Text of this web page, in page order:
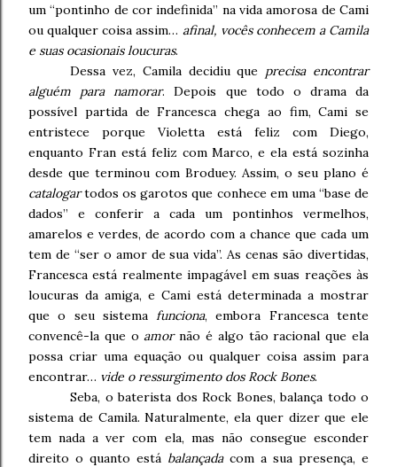
um “pontinho de cor indefinida” na vida amorosa de Cami
ou qualquer coisa assim… afinal, vocês conhecem a Camila
e suas ocasionais loucuras.
Dessa vez, Camila decidiu que precisa encontrar
alguém para namorar. Depois que todo o drama da
possível partida de Francesca chega ao fim, Cami se
entristece porque Violetta está feliz com Diego,
enquanto Fran está feliz com Marco, e ela está sozinha
desde que terminou com Broduey. Assim, o seu plano é
catalogartodos os garotos que conhece em uma “base de
dados” e conferir a cada um pontinhos vermelhos,
amarelos e verdes, de acordo com a chance que cada um
tem de “ser o amor de sua vida”. As cenas são divertidas,
Francesca está realmente impagável em suas reações às
loucuras da amiga, e Cami está determinada a mostrar
que o seu sistemafunciona, embora Francesca tente
convencê-la que oamornão é algo tão racional que ela
possa criar uma equação ou qualquer coisa assim para
encontrar… vide o ressurgimento dos Rock Bones.
Seba, o baterista dos Rock Bones, balança todo o
sistema de Camila. Naturalmente, ela quer dizer que ele
tem nada a ver com ela, mas não consegue esconder
direito o quanto está balançadacom a sua presença, e